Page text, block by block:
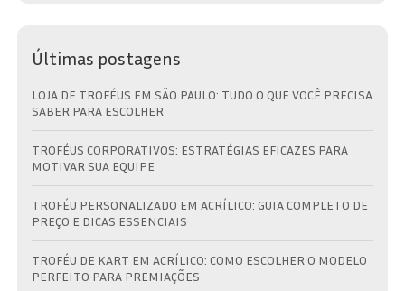
Últimas postagens
LOJA DE TROFÉUS EM SÃO PAULO: TUDO O QUE VOCÊ PRECISA
SABER PARA ESCOLHER
TROFÉUS CORPORATIVOS: ESTRATÉGIAS EFICAZES PARA
MOTIVAR SUA EQUIPE
TROFÉU PERSONALIZADO EM ACRÍLICO: GUIA COMPLETO DE
PREÇO E DICAS ESSENCIAIS
TROFÉU DE KART EM ACRÍLICO: COMO ESCOLHER O MODELO
PERFEITO PARA PREMIAÇÕES